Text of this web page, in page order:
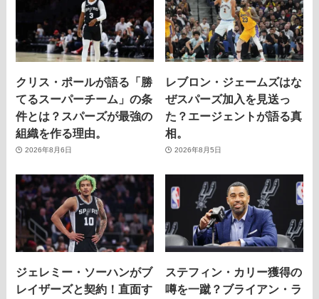
クリス・ポールが語る「勝
てるスーパーチーム」の条
件とは？スパーズが最強の
組織を作る理由。
2026年8月6日
レブロン・ジェームズはな
ぜスパーズ加入を見送っ
た？エージェントが語る真
相。
2026年8月5日
ジェレミー・ソーハンがブ
レイザーズと契約！直面す
ステフィン・カリー獲得の
噂を一蹴？ブライアン・ラ